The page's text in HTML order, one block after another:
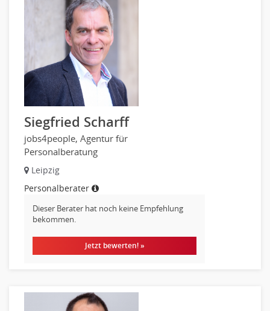
Siegfried Scharff
jobs4people, Agentur für
Personalberatung
Leipzig
Personalberater
Dieser Berater hat noch keine Empfehlung
bekommen.
Jetzt bewerten! »